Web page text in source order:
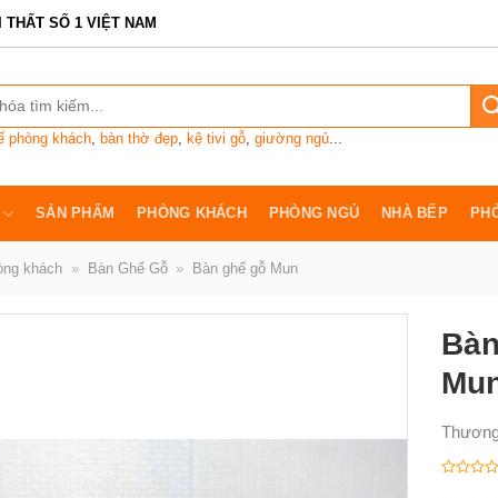
THẤT SỐ 1 VIỆT NAM
phòng khách bàn thờ đẹp kệ tivi gỗ giường ngủ
SẢN PHẨM PHÒNG KHÁCH PHÒNG NGỦ NHÀ BẾP
khách » Bàn Ghế Gỗ » Bàn ghế gỗ Mun